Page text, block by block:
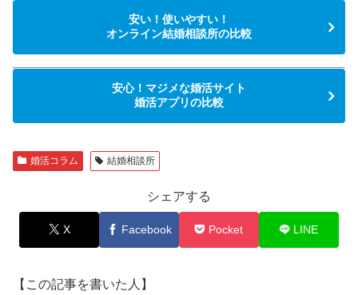
安い！使いやすい！
オンライン結婚相談所の比較
安心！マジメな婚活サイト
婚活アプリの比較
婚活コラム 結婚相談所
シェアする
X Facebook Pocket LINE
【この記事を書いた人】